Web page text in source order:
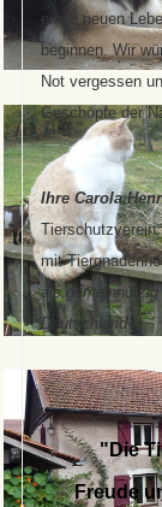
einen neuen
beginnen. Wir
Not vergessen
Geschöpfe der
Ihre Carola
Tierschutzverein
mit
als gemeinnützig
Deutschland
"Die
Freude